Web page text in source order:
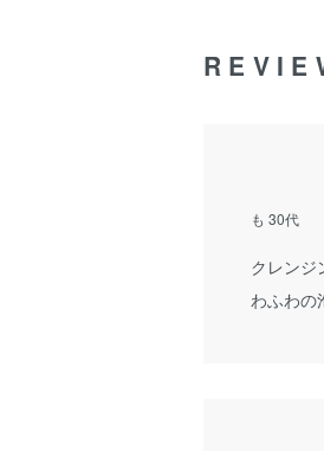
も 30代
クレンジ
わふわの